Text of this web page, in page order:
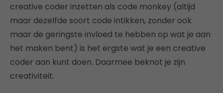
creative coder inzetten als code monkey (altijd
maar dezelfde soort code intikken, zonder ook
maar de geringste invloed te hebben op wat je aan
het maken bent) is het ergste wat je een creative
coder aan kunt doen. Daarmee beknot je zijn
creativiteit.